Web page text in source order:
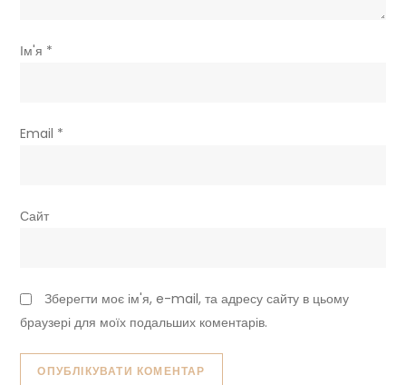
Ім'я *
Email *
Сайт
Зберегти моє ім'я, e-mail, та адресу сайту в цьому
браузері для моїх подальших коментарів.